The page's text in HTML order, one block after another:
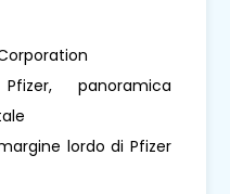
panoramica
lordo di Pfizer